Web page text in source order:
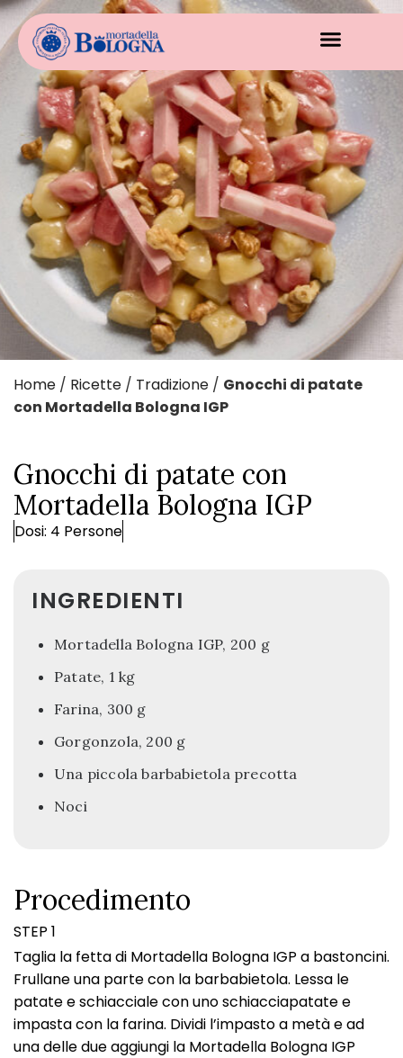
Home / Ricette / Tradizione / Gnocchi di patate
con Mortadella Bologna IGP
Gnocchi di patate con
Mortadella Bologna IGP
Dosi: 4 Persone
INGREDIENTI
Mortadella Bologna IGP, 200 g
Patate, 1 kg
Farina, 300 g
Gorgonzola, 200 g
Una piccola barbabietola precotta
Noci
Procedimento
STEP 1
Taglia la fetta di Mortadella Bologna IGP a bastoncini.
Frullane una parte con la barbabietola. Lessa le
patate e schiacciale con uno schiacciapatate e
impasta con la farina. Dividi l’impasto a metà e ad
una delle due aggiungi la Mortadella Bologna IGP